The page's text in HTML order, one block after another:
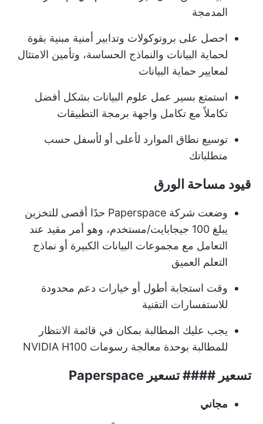
المدمجة
احصل على بروتوكولات وتدابير أمنية مبنية بقوة
لحماية البيانات والنماذج الحساسة، وتأمين الامتثال
لمعايير حماية البيانات
استمتع بسير عمل علوم البيانات بشكل أفضل
تكاملاً مع تكامل واجهة برمجة التطبيقات
توسيع نطاق الموارد لأعلى أو لأسفل حسب
متطلباتك
قيود مساحة الورق
وضعت شركة Paperspace حدًا أقصى للتخزين
يبلغ 100 جيجابايت/مستخدم، وهو أمر مقيد عند
التعامل مع مجموعات البيانات الكبيرة أو نماذج
التعلم العميق
وقت استجابة أطول أو خيارات دعم محدودة
للاستفسارات التقنية
يجب عليك المطالبة بمكان في قائمة الانتظار
للمطالبة بوحدة معالجة رسومات NVIDIA H100
تسعير #### تسعير Paperspace
مجاني